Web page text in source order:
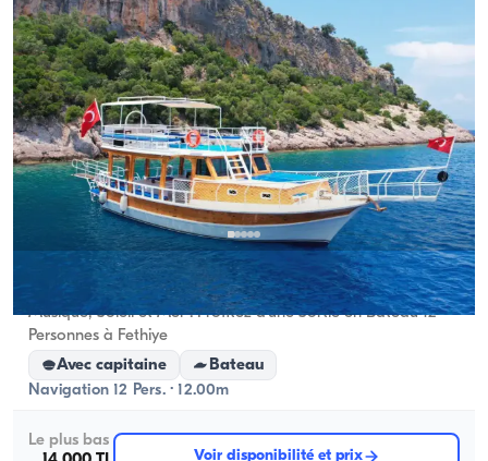
Nouveau bateau
Musique, Soleil et Mer : Profitez d'une Sortie en Bateau 12
Personnes à Fethiye
Avec capitaine
Bateau
Navigation 12 Pers. · 12.00m
Le plus bas
Voir disponibilité et prix